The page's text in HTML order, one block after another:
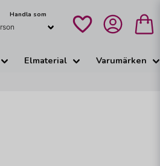
Handla som
Elmaterial Varumärken